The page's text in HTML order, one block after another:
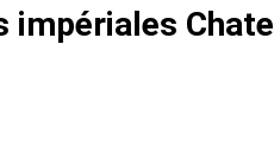
impériales